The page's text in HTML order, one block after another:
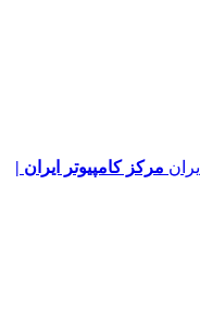
مرکز کامپیوتر ایران |